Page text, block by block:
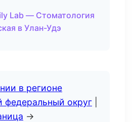
Lab — Стоматология
в Улан-Удэ
в регионе
федеральный округ
→